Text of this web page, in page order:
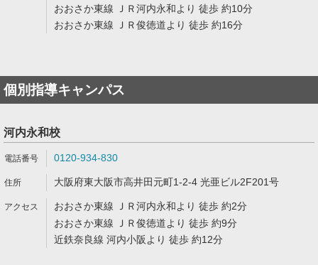
おおさか東線 ＪＲ河内永和より 徒歩 約10分
おおさか東線 ＪＲ俊徳道より 徒歩 約16分
個別指導キャンパス
河内永和校
0120-934-830
大阪府東大阪市高井田元町1-2-4 光亜ビル2F201号
おおさか東線 ＪＲ河内永和より 徒歩 約2分
おおさか東線 ＪＲ俊徳道より 徒歩 約9分
近鉄奈良線 河内小阪より 徒歩 約12分